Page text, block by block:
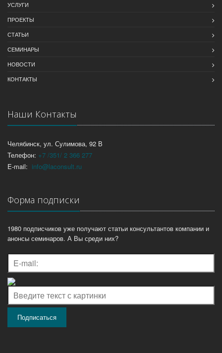
УСЛУГИ
ПРОЕКТЫ
СТАТЬИ
СЕМИНАРЫ
НОВОСТИ
КОНТАКТЫ
Наши Контакты
Челябинск, ул. Сулимова, 92 В
Телефон: +7 /351/ 2 366 277
E-mail: info@laconsult.ru
Форма подписки
1980 подписчиков уже получают статьи консультантов компании и
анонсы семинаров. А Вы среди них?